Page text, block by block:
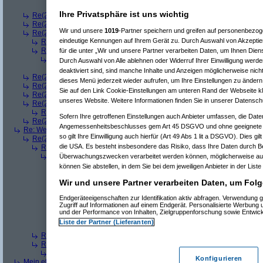
Re(2): Welches ETWAS hab ihr bekommen..(q.e.d.
Re(2): Welches ETWAS hab ihr bekommen..
Re(2): Welches ETWAS hab ihr bekommen.. (bart99am 23.12.2008,
Re(3): Welches ETWAS hab ihr bekommen..(playazam 23.12.2008,
Re(3): Welches ETWAS hab ihr bekommen..(monster23am
Re(4): Welches ETWAS hab ihr bekommen..(bart99am
Re(5): Welches ETWAS hab ihr bekommen..(monster23am
Re(2): Welches ETWAS hab ihr bekommen..
female
am 23.12.2008,
Re(2): Welches ETWAS hab ihr bekommen..
am
Re(2): Welches ETWAS hab ihr bekommen..(playaz am 23.12.2008,
Re(2): Welches ETWAS hab ihr bekommen.. (Ardjanam 23.12.2008,
Re(3): Welches ETWAS hab ihr bekommen.. ( monster23
am
Re(2): Welches ETWAS hab ihr bekommen..(User284 am 23.12.2008,
Re: Welches ETWAS hab ihr bekommen..(Diallam 23.12.2008, 09:01:20)
Re(2): Welches ETWAS hab ihr bekommen..(ddrobescham
Re(3): Welches ETWAS hab ihr bekommen..(q.e.d. am 23.12.2008,
Re(4): Welches ETWAS hab ihr bekommen..(Games2Gameam
Re(5): Welches ETWAS hab ihr bekommen..( ddrobescham
Re(5): Welches ETWAS hab ihr bekommen.. (q.e.d.am
Re(7): Welches ETWAS hab ihr bekommen..( q.e.d.am
Re(8): Welches ETWAS hab ihr bekommen..(
Re(9): Welches ETWAS hab ihr bekommen..
Re(5): Welches ETWAS hab ihr bekommen..
Re(3): Welches ETWAS hab ihr bekommen..
Re(3): Welches ETWAS hab ihr bekommen..
Ihre Privatsphäre ist uns wichtig
Wir und unsere 1019-Partner speichern und greifen auf
eindeutige Kennungen auf Ihrem Gerät zu. Durch Auswahl von
für die unter „Wir und unsere Partner verarbeiten Daten, um Ihnen
Durch Auswahl von Alle ablehnen oder Widerruf Ihrer Einwilligung
deaktiviert sind, sind manche Inhalte und Anzeigen möglicherweise
dieses Menü jederzeit wieder aufrufen, um Ihre Einstellungen zu
Sie auf den Link Cookie-Einstellungen am unteren Rand der Webseite
unseres Website. Weitere Informationen finden Sie in unserer
Sofern Ihre getroffenen Einstellungen auch Anbieter umfassen, die
Angemessenheitsbeschlusses gem Art 45 DSGVO und ohne
so gilt Ihre Einwilligung auch hierfür (Art 49 Abs 1 lit a DSGVO). Dies
die USA. Es besteht insbesondere das Risiko, dass Ihre Daten durch
Überwachungszwecken verarbeitet werden können, möglicherweise
können Sie abstellen, in dem Sie bei dem jeweiligen Anbieter in der
Wir und unsere Partner verarbeiten Daten, um
Endgeräteeigenschaften zur Identifikation aktiv abfragen. Verwendung
Zugriff auf Informationen auf einem Endgerät. Personalisierte Werbung
und der Performance von Inhalten, Zielgruppenforschung sowie
Liste der Partner (Lieferanten)
Konfigurieren